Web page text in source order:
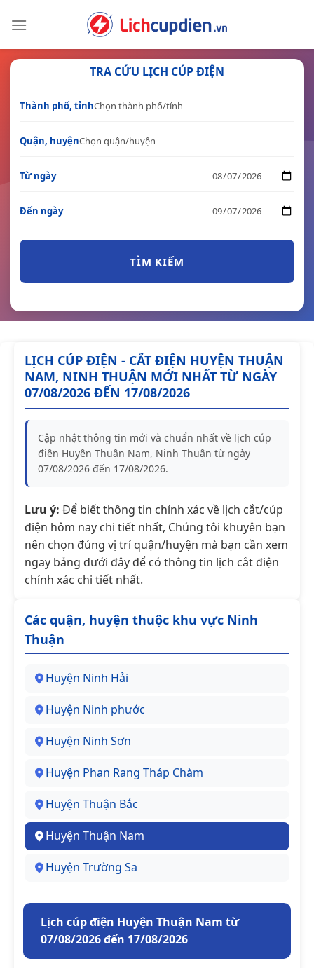
TRA CỨU LỊCH CÚP ĐIỆN
Thành phố, tỉnh
Quận, huyện
Từ ngày
Đến ngày
TÌM KIẾM
LỊCH CÚP ĐIỆN - CẮT ĐIỆN HUYỆN THUẬN
NAM, NINH THUẬN MỚI NHẤT TỪ NGÀY
07/08/2026 ĐẾN 17/08/2026
Cập nhật thông tin mới và chuẩn nhất về lịch cúp
điện Huyện Thuận Nam, Ninh Thuận từ ngày
07/08/2026 đến 17/08/2026.
Lưu ý: Để biết thông tin chính xác về lịch cắt/cúp
điện hôm nay chi tiết nhất, Chúng tôi khuyên bạn
nên chọn đúng vị trí quận/huyện mà bạn cần xem
ngay bảng dưới đây để có thông tin lịch cắt điện
chính xác chi tiết nhất.
Các quận, huyện thuộc khu vực Ninh
Thuận
Huyện Ninh Hải
Huyện Ninh phước
Huyện Ninh Sơn
Huyện Phan Rang Tháp Chàm
Huyện Thuận Bắc
Huyện Thuận Nam
Huyện Trường Sa
Lịch cúp điện Huyện Thuận Nam từ
07/08/2026 đến 17/08/2026